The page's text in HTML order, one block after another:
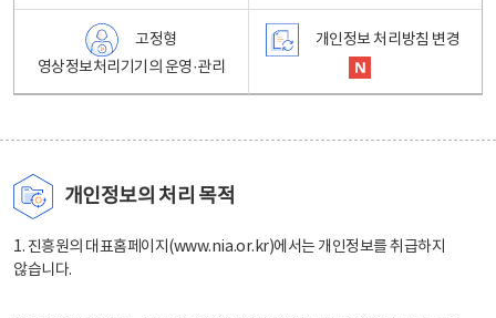
고정형
영상정보처리기기의 운영·관리
개인정보 처리방침 변경
개인정보의 처리 목적
1. 진흥원의 대표홈페이지(www.nia.or.kr)에서는 개인정보를 취급하지
않습니다.